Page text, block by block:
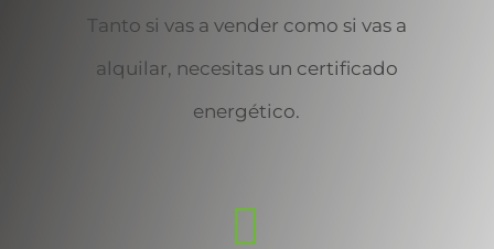
Tanto si vas a vender como si vas a
alquilar, necesitas un certificado
energético.
